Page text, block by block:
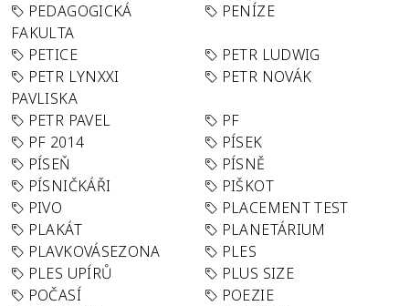
PEDAGOGICKÁ
FAKULTA
PENÍZE
PETICE
PETR LUDWIG
PETR LYNXXI
PAVLISKA
PETR NOVÁK
PETR PAVEL
PF
PF 2014
PÍSEK
PÍSEŇ
PÍSNĚ
PÍSNIČKÁŘI
PIŠKOT
PIVO
PLACEMENT TEST
PLAKÁT
PLANETÁRIUM
PLAVKOVÁSEZONA
PLES
PLES UPÍRŮ
PLUS SIZE
POČASÍ
POEZIE